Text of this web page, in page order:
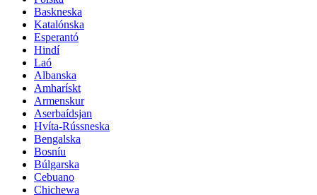
Baskneska
Katalónska
Esperantó
Hindí
Laó
Albanska
Amharískt
Armenskur
Aserbaídsjan
Hvíta-Rússneska
Bengalska
Bosníu
Búlgarska
Cebuano
Chichewa